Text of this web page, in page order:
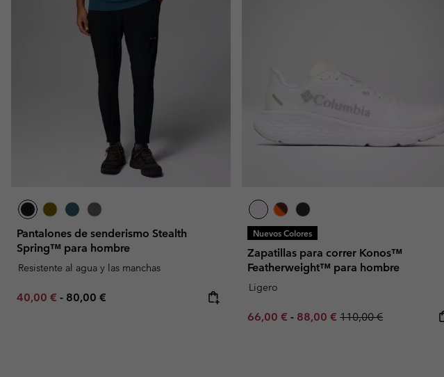
Pantalones de senderismo Stealth
Spring™ para hombre
Resistente al agua y las manchas
Minimum sale price:
40,00 € - Maximum price:
80,00 €
Nuevos Colores
Zapatillas para correr Konos™
Featherweight™ para hombre
Ligero
Minimum sale price:
66,00 € - Maximum sale price:
88,00 € Regular price:
110,00 €